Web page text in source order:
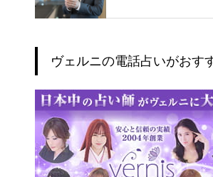
ヴェルニの電話占いがおす